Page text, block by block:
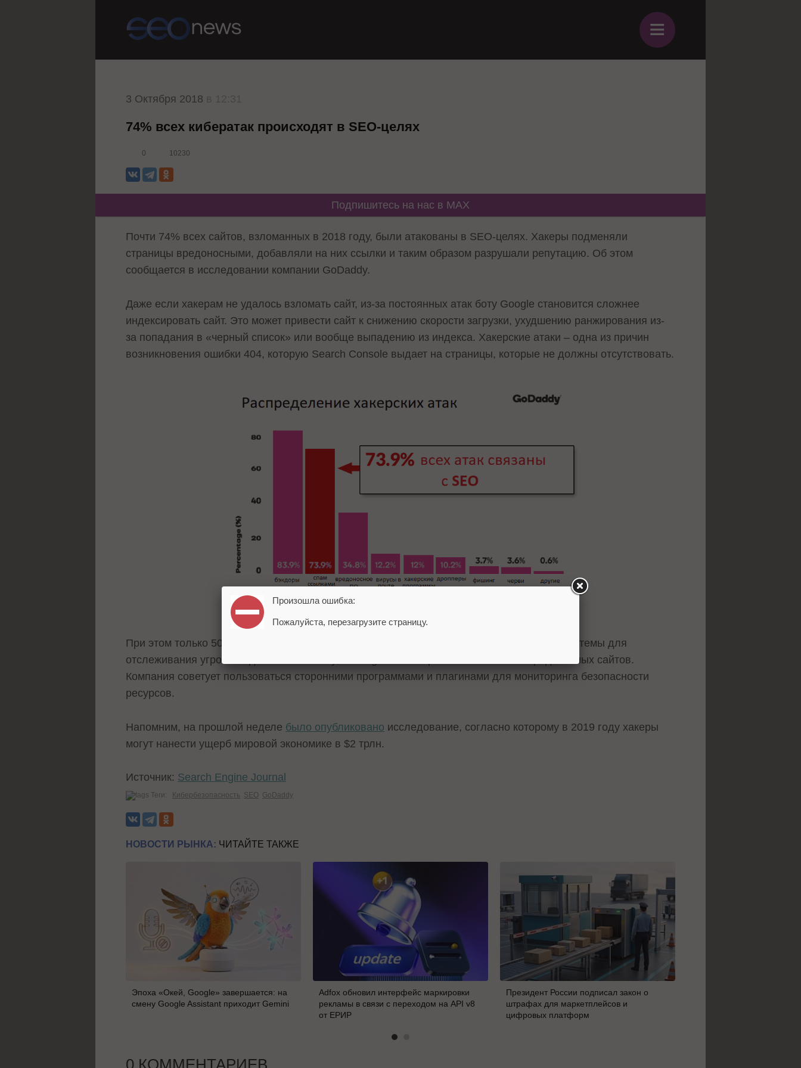
≡
3 Октября 2018
74% всех кибератак происходят в SEO-целях
0 10230
Подпишитесь на нас в MAX
Почти 74% всех сайтов, взломанных в 2018 году, были атакованы в SEO-целях. Хакеры подменяли
страницы вредоносными, добавляли на них ссылки и таким образом разрушали репутацию. Об этом
сообщается в исследовании компании GoDaddy.
Даже если хакерам не удалось взломать сайт, из-за постоянных атак боту Google становится сложнее
индексировать сайт. Это может привести сайт к снижению скорости загрузки, ухудшению ранжирования из-
за попадания в «черный список» или вообще выпадению из индекса. Хакерские атаки – одна из причин
возникновения ошибки 404, которую Search Console выдает на страницы, которые не должны отсутствовать.
При этом только 50% владельцев сайтов задумываются о безопасности и используют системы для
отслеживания угроз. По данным GoDaddy, в Google заблокировано только 10% вредоносных сайтов.
Компания советует пользоваться сторонними программами и плагинами для мониторинга безопасности
ресурсов.
Напомним, на прошлой неделе было опубликовано исследование, согласно которому в 2019 году хакеры
могут нанести ущерб мировой экономике в $2 трлн.
Источник: Search Engine Journal
Теги: Кибербезопасность SEO GoDaddy
НОВОСТИ РЫНКА: ЧИТАЙТЕ ТАКЖЕ
Эпоха «Окей, Google» завершается: на
смену Google Assistant приходит Gemini
Adfox обновил интерфейс маркировки
рекламы в связи с переходом на API v8
от ЕРИР
Президент России подписал закон о
штрафах для маркетплейсов и
цифровых платформ
Произошла ошибка:
Пожалуйста, перезагрузите страницу.